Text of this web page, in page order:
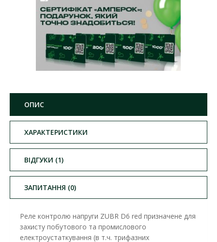
ОПИС
ХАРАКТЕРИСТИКИ
ВІДГУКИ (1)
ЗАПИТАННЯ (0)
Реле контролю напруги ZUBR D6 red призначене для
захисту побутового та промислового
електроустаткування (в т.ч. трифазних